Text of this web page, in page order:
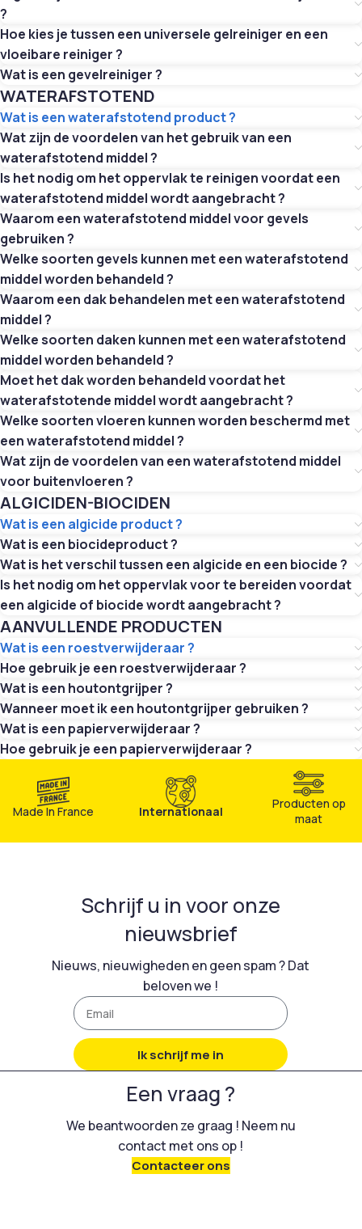
?
Hoe kies je tussen een universele gelreiniger en een
vloeibare reiniger ?
Wat is een gevelreiniger ?
WATERAFSTOTEND
Wat is een waterafstotend product ?
Wat zijn de voordelen van het gebruik van een
waterafstotend middel ?
Is het nodig om het oppervlak te reinigen voordat een
waterafstotend middel wordt aangebracht ?
Waarom een waterafstotend middel voor gevels
gebruiken ?
Welke soorten gevels kunnen met een waterafstotend
middel worden behandeld ?
Waarom een dak behandelen met een waterafstotend
middel ?
Welke soorten daken kunnen met een waterafstotend
middel worden behandeld ?
Moet het dak worden behandeld voordat het
waterafstotende middel wordt aangebracht ?
Welke soorten vloeren kunnen worden beschermd met
een waterafstotend middel ?
Wat zijn de voordelen van een waterafstotend middel
voor buitenvloeren ?
ALGICIDEN-BIOCIDEN
Wat is een algicide product ?
Wat is een biocideproduct ?
Wat is het verschil tussen een algicide en een biocide ?
Is het nodig om het oppervlak voor te bereiden voordat
een algicide of biocide wordt aangebracht ?
AANVULLENDE PRODUCTEN
Wat is een roestverwijderaar ?
Hoe gebruik je een roestverwijderaar ?
Wat is een houtontgrijper ?
Wanneer moet ik een houtontgrijper gebruiken ?
Wat is een papierverwijderaar ?
Hoe gebruik je een papierverwijderaar ?
Made In France Internationaal
Producten op
maat
Schrijf u in voor onze
nieuwsbrief
Nieuws, nieuwigheden en geen spam ? Dat
beloven we !
Ik schrijf me in
Een vraag ?
We beantwoorden ze graag ! Neem nu
contact met ons op !
Contacteer ons